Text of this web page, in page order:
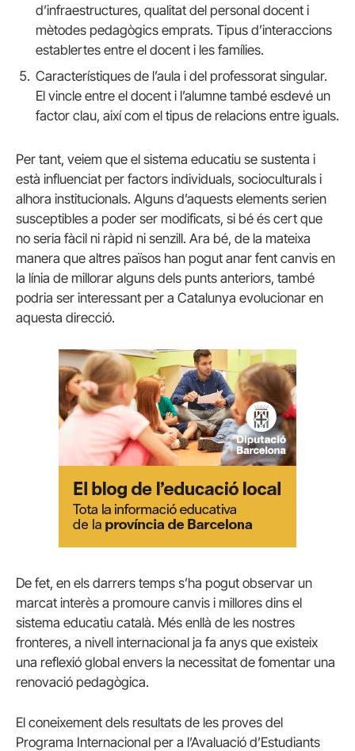
d’infraestructures, qualitat del personal docent i
mètodes pedagògics emprats. Tipus d’interaccions
establertes entre el docent i les famílies.
Característiques de l’aula i del professorat singular.
El vincle entre el docent i l’alumne també esdevé un
factor clau, així com el tipus de relacions entre iguals.
Per tant, veiem que el sistema educatiu se sustenta i
està influenciat per factors individuals, socioculturals i
alhora institucionals. Alguns d’aquests elements serien
susceptibles a poder ser modificats, si bé és cert que
no seria fàcil ni ràpid ni senzill. Ara bé, de la mateixa
manera que altres països han pogut anar fent canvis en
la línia de millorar alguns dels punts anteriors, també
podria ser interessant per a Catalunya evolucionar en
aquesta direcció.
De fet, en els darrers temps s’ha pogut observar un
marcat interès a promoure canvis i millores dins el
sistema educatiu català. Més enllà de les nostres
fronteres, a nivell internacional ja fa anys que existeix
una reflexió global envers la necessitat de fomentar una
renovació pedagògica.
El coneixement dels resultats de les proves del
Programa Internacional per a l’Avaluació d’Estudiants